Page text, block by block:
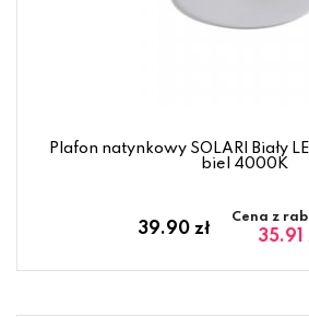
Plafon natynkowy SOLARI Biały
biel 4000K
39.90 zł
Cena z
35.91